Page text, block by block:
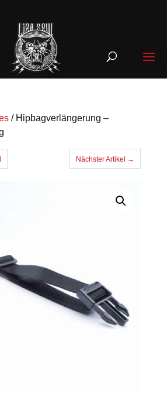
/ Hipbagverlängerung –
Nächster Artikel →